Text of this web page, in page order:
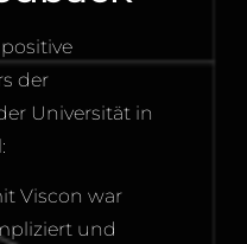
der
Universität in
Viscon war
und